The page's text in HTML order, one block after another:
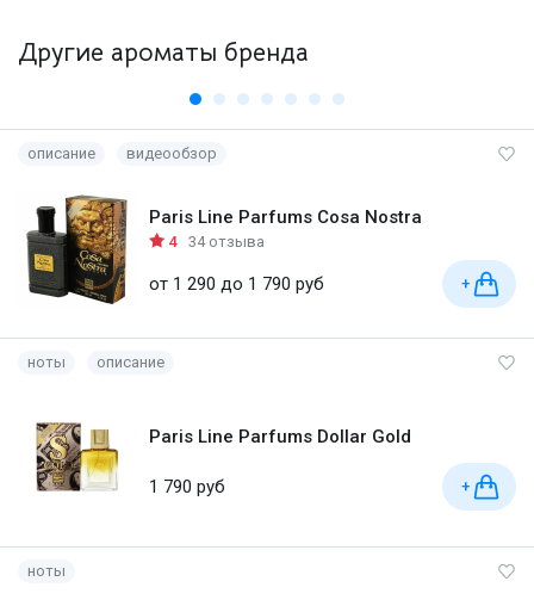
Другие ароматы бренда
описание видеообзор
Paris Line Parfums Cosa Nostra
4 34 отзыва
от 1 290 до 1 790 руб +
ноты описание
Paris Line Parfums Dollar Gold
1 790 руб +
ноты